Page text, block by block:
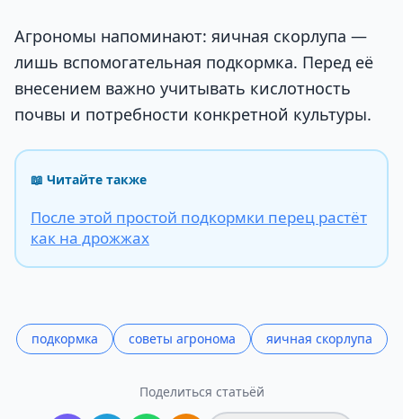
Агрономы напоминают: яичная скорлупа —
лишь вспомогательная подкормка. Перед её
внесением важно учитывать кислотность
почвы и потребности конкретной культуры.
📖 Читайте также
После этой простой подкормки перец растёт
как на дрожжах
подкормка советы агронома яичная скорлупа
Поделиться статьёй